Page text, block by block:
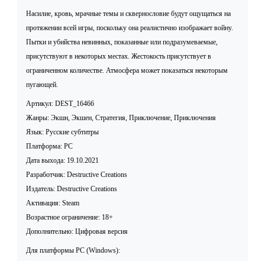
Насилие, кровь, мрачные темы и сквернословие будут ощущаться на
протяжении всей игры, поскольку она реалистично изображает войну.
Пытки и убийства невинных, показанные или подразумеваемые,
присутствуют в некоторых местах. Жестокость присутствует в
ограниченном количестве. Атмосфера может показаться некоторым
пугающей.
Артикул: DEST_16466
Жанры: Экшн, Экшен, Стратегия, Приключение, Приключения
Язык: Русские субтитры
Платформа: PC
Дата выхода: 19.10.2021
Разработчик: Destructive Creations
Издатель: Destructive Creations
Активация: Steam
Возрастное ограничение: 18+
Дополнительно: Цифровая версия
Для платформы PC (Windows):